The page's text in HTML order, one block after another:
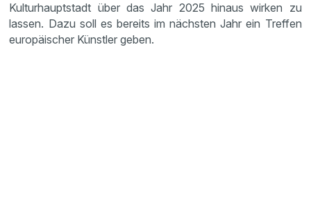
Kulturhauptstadt über das Jahr 2025 hinaus wirken zu
lassen. Dazu soll es bereits im nächsten Jahr ein Treffen
europäischer Künstler geben.